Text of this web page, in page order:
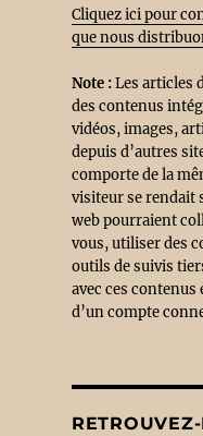
Cliquez ici pour
que nous
Note :Les articles
des contenus
vidéos, images,
depuis d’autres
comporte de la
visiteur se rendait
web pourraient
vous, utiliser des
outils de suivis
avec ces contenus
d’un compte